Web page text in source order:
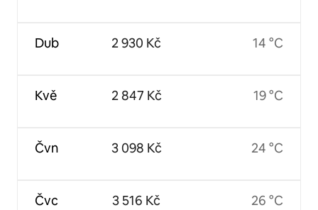
Dub
Kvě
Čvn
Čvc
2 930 Kč
2 847 Kč
3 098 Kč
3 516 Kč
14 °C
19 °C
24 °C
26 °C